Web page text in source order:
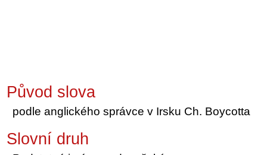
Původ slova
podle anglického správce v Irsku Ch. Boycotta
Slovní druh